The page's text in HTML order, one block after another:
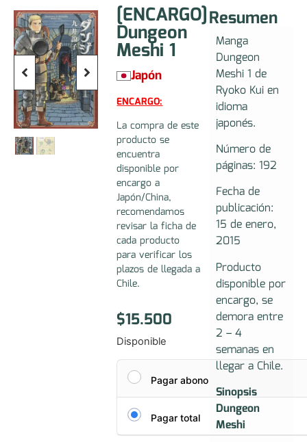
[ENCARGO]
Dungeon
Meshi 1
Japón
ENCARGO:
La compra de este
producto se
encuentra
disponible por
encargo a
Japón/China,
recomendamos
revisar la ficha de
cada producto
para verificar los
plazos de llegada a
Chile.
$15.500
Disponible
Pagar abono
Pagar total
Resumen
Manga
Dungeon
Meshi 1 de
Ryoko Kui en
idioma
japonés.
Número de
páginas: 192
Fecha de
publicación:
15 de enero,
2015
Producto
disponible por
encargo, se
demora entre
2 – 4
semanas en
llegar a Chile.
Sinopsis
Dungeon
Meshi